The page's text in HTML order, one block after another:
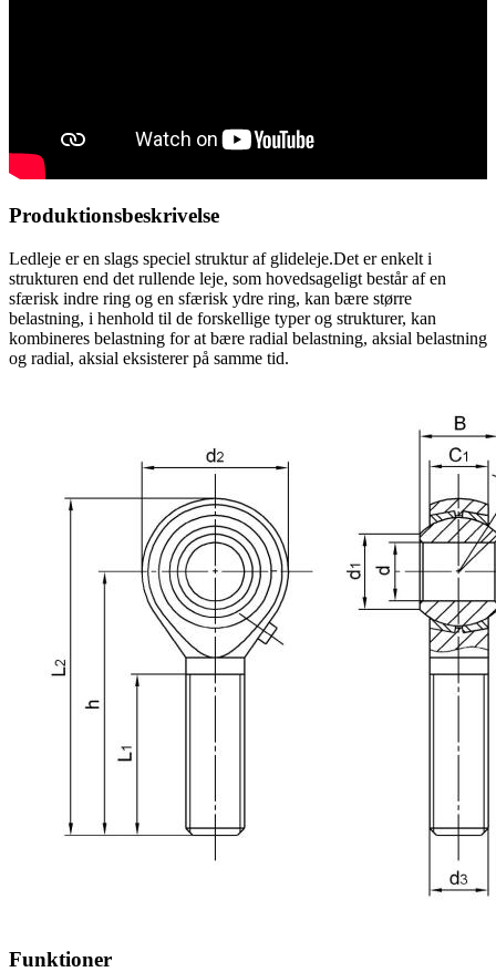
Produktionsbeskrivelse
Ledleje er en slags speciel struktur af glideleje.Det er enkelt i
strukturen end det rullende leje, som hovedsageligt består af en
sfærisk indre ring og en sfærisk ydre ring, kan bære større
belastning, i henhold til de forskellige typer og strukturer, kan
kombineres belastning for at bære radial belastning, aksial belastning
og radial, aksial eksisterer på samme tid.
Funktioner